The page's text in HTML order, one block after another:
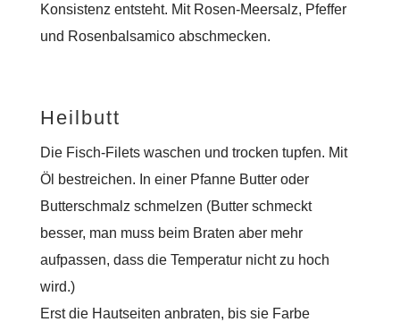
Konsistenz entsteht. Mit Rosen-Meersalz, Pfeffer
und Rosenbalsamico abschmecken.
Heilbutt
Die Fisch-Filets waschen und trocken tupfen. Mit
Öl bestreichen. In einer Pfanne Butter oder
Butterschmalz schmelzen (Butter schmeckt
besser, man muss beim Braten aber mehr
aufpassen, dass die Temperatur nicht zu hoch
wird.)
Erst die Hautseiten anbraten, bis sie Farbe